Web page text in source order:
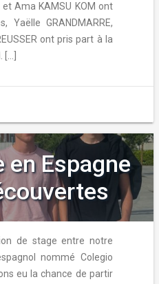
et Ama KAMSU KOM ont
Yaëlle GRANDMARRE,
ont pris part à la
en Espagne
de stage entre notre
nommé Colegio
eu la chance de partir